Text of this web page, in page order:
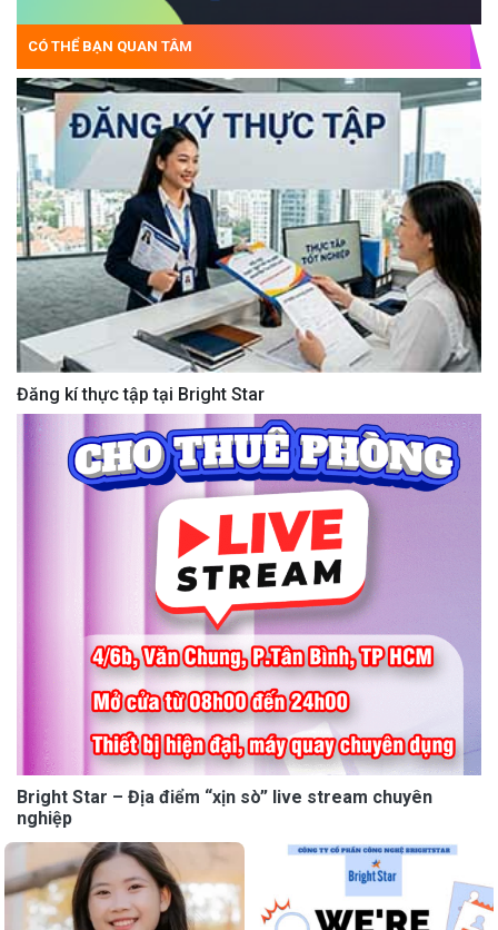
CÓ THỂ BẠN QUAN TÂM
Đăng kí thực tập tại Bright Star
Bright Star – Địa điểm “xịn sò” live stream chuyên
nghiệp